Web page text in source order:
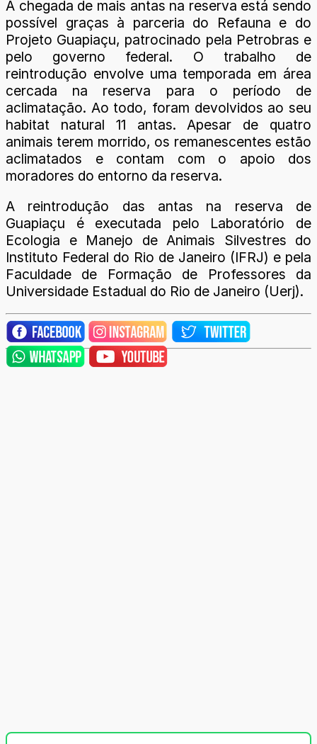
A chegada de mais antas na reserva está sendo
possível graças à parceria do Refauna e do
Projeto Guapiaçu, patrocinado pela Petrobras e
pelo governo federal. O trabalho de
reintrodução envolve uma temporada em área
cercada na reserva para o período de
aclimatação. Ao todo, foram devolvidos ao seu
habitat natural 11 antas. Apesar de quatro
animais terem morrido, os remanescentes estão
aclimatados e contam com o apoio dos
moradores do entorno da reserva.
A reintrodução das antas na reserva de
Guapiaçu é executada pelo Laboratório de
Ecologia e Manejo de Animais Silvestres do
Instituto Federal do Rio de Janeiro (IFRJ) e pela
Faculdade de Formação de Professores da
Universidade Estadual do Rio de Janeiro (Uerj).